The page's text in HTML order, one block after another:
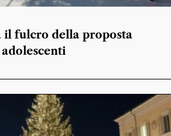
il fulcro della proposta